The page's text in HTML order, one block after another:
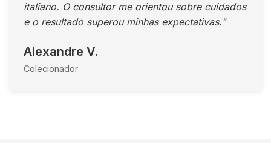
italiano. O consultor me orientou sobre cuidados
e o resultado superou minhas expectativas."
Alexandre V.
Colecionador